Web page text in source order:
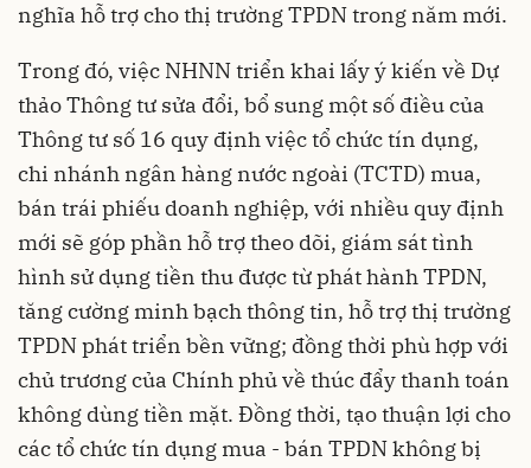
nghĩa hỗ trợ cho thị trường TPDN trong năm mới.
Trong đó, việc NHNN triển khai lấy ý kiến về Dự
thảo Thông tư sửa đổi, bổ sung một số điều của
Thông tư số 16 quy định việc tổ chức tín dụng,
chi nhánh ngân hàng nước ngoài (TCTD) mua,
bán trái phiếu doanh nghiệp, với nhiều quy định
mới sẽ góp phần hỗ trợ theo dõi, giám sát tình
hình sử dụng tiền thu được từ phát hành TPDN,
tăng cường minh bạch thông tin, hỗ trợ thị trường
TPDN phát triển bền vững; đồng thời phù hợp với
chủ trương của Chính phủ về thúc đẩy thanh toán
không dùng tiền mặt. Đồng thời, tạo thuận lợi cho
các tổ chức tín dụng mua - bán TPDN không bị